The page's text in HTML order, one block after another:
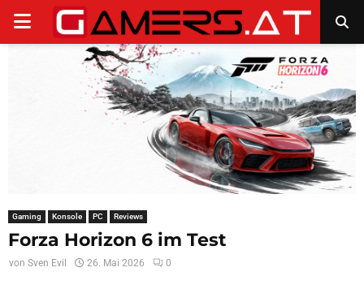
PRIMARY
Gaming Konsole PC Reviews
Forza Horizon 6 im Test
von Sven Evil 26. Mai 2026 0